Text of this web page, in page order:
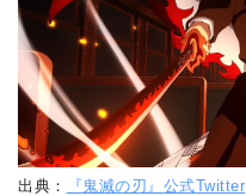
出典： 『鬼滅の刃』公式Twitter